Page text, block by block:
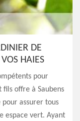
DE
HAIES
pour
fils offre à Saubens
assurer tous
espace vert. Ayant